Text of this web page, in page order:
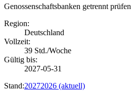
Genossenschaftsbanken getrennt prüfen
Region:
Deutschland
Vollzeit:
39 Std./Woche
Gültig bis:
2027-05-31
Stand:20272026 (aktuell)